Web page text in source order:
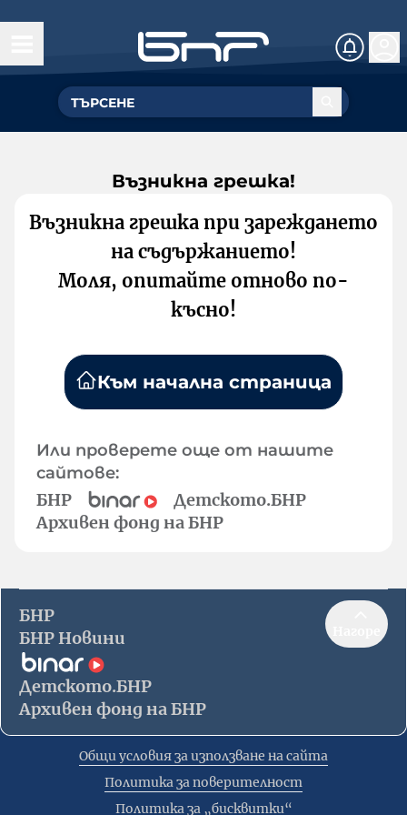
Възникна грешка!
Възникна грешка при зареждането
на съдържанието!
Моля, опитайте отново по-
късно!
Към начална страница
Или проверете още от нашите
сайтове:
БНР
Детското.БНР
Архивен фонд на БНР
БНР
БНР Новини
Детското.БНР
Архивен фонд на БНР
Общи условия за използване на сайта
Политика за поверителност
Политика за „бисквитки“